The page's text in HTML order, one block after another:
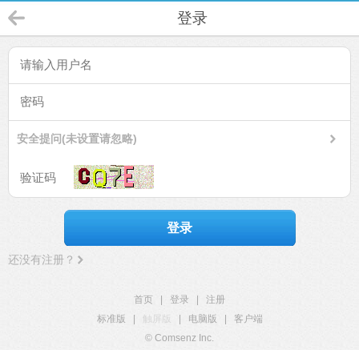
登录
安全提问(未设置请忽略)
登录
还没有注册？
首页 登录
注册
标准版
触屏版 电脑版
客户端
© Comsenz Inc.